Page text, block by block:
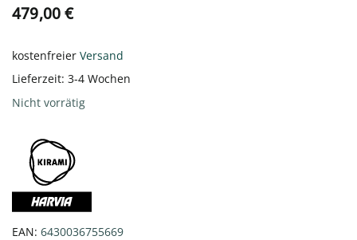
479,00€
kostenfreier Versand
Lieferzeit: 3-4 Wochen
Nicht vorrätig
EAN: 6430036755669